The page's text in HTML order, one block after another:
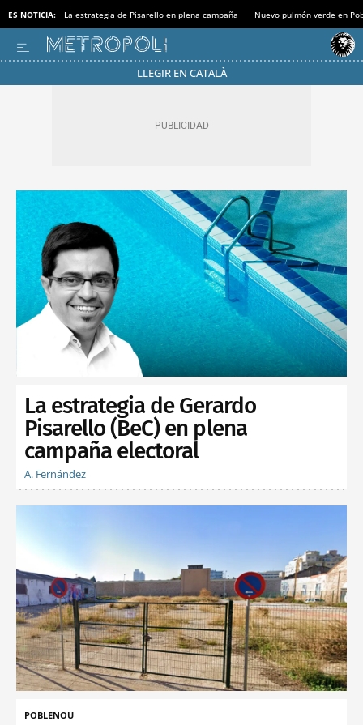
ES NOTICIA: La estrategia de Pisarello en plena campaña Nuevo pulmón verde en
LLEGIR EN CATALÀ
La estrategia de Gerardo
Pisarello (BeC) en plena
campaña electoral
A. Fernández
POBLENOU